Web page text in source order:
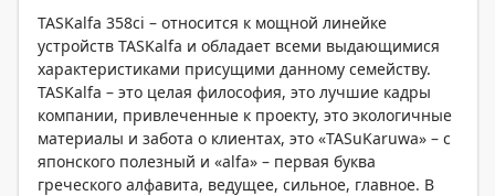
TASKalfa 358ci – относится к мощной линейке
устройств TASKalfa и обладает всеми выдающимися
характеристиками присущими данному семейству.
TASKalfa – это целая философия, это лучшие кадры
компании, привлеченные к проекту, это экологичные
материалы и забота о клиентах, это «TASuKaruwa» – с
японского полезный и «alfa» – первая буква
греческого алфавита, ведущее, сильное, главное. В